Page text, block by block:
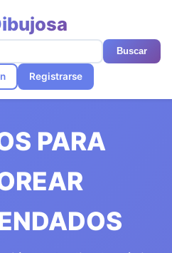
Buscar
Registrarse
PARA